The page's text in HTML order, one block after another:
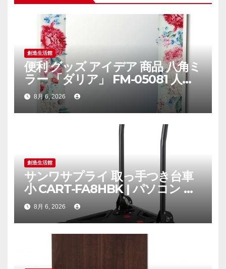
創造生活館
便利 グッズ アイデア 商品 八角ミ
ラー 「ダリア」 FM-05081 人気
お得な送料無料 おすすめ｜楽天
で話題のインテリア・日用品
8月 6, 2026
創造生活館
サンワサプライ 取っ手つき台車
小 CART-FA8HBK | パソコン ス
マホ スマートフォン タブレット
周辺機器 アクセサリー 関連単語
充電 アダプター マウス ポーチ 便
利 アイデア商品 電源 usb hdmi
ケーブル wifi ルーター wi-fi 機器
8月 6, 2026